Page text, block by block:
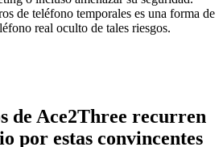
de teléfono temporales es una forma de
real oculto de tales riesgos.
de Ace2Three recurren
por estas convincentes